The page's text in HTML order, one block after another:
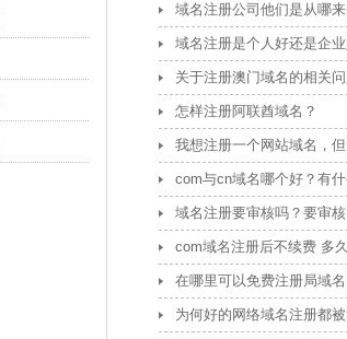
域名注册公司他们是从哪
域名注册是个人好还是企业
关于注册澳门域名的相关
怎样注册阿联酋域名？
我想注册一个网站域名，
com与cn域名哪个好？有什
域名注册要审核吗？要审核
com域名注册后不续费 多
在哪里可以免费注册局域名
为何好的网络域名注册都